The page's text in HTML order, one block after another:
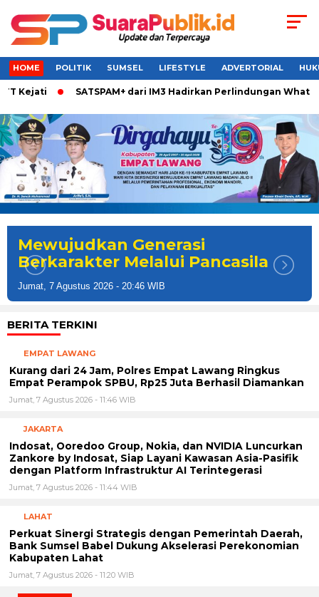
HOME POLITIK SUMSEL LIFESTYLE ADVERTORIAL
SATSPAM+ dari IM3 Hadirkan Perlindungan WhatsApp
Mewujudkan Generasi
Berkarakter Melalui Pancasila
Jumat, 7 Agustus 2026 - 20:46 WIB
BERITA TERKINI
EMPAT LAWANG
Kurang dari 24 Jam, Polres Empat Lawang Ringkus
Empat Perampok SPBU, Rp25 Juta Berhasil Diamankan
Jumat, 7 Agustus 2026 - 11:46 WIB
JAKARTA
Indosat, Ooredoo Group, Nokia, dan NVIDIA Luncurkan
Zankore by Indosat, Siap Layani Kawasan Asia-Pasifik
dengan Platform Infrastruktur AI Terintegerasi
Jumat, 7 Agustus 2026 - 11:44 WIB
LAHAT
Perkuat Sinergi Strategis dengan Pemerintah Daerah,
Bank Sumsel Babel Dukung Akselerasi Perekonomian
Kabupaten Lahat
Jumat, 7 Agustus 2026 - 11:20 WIB